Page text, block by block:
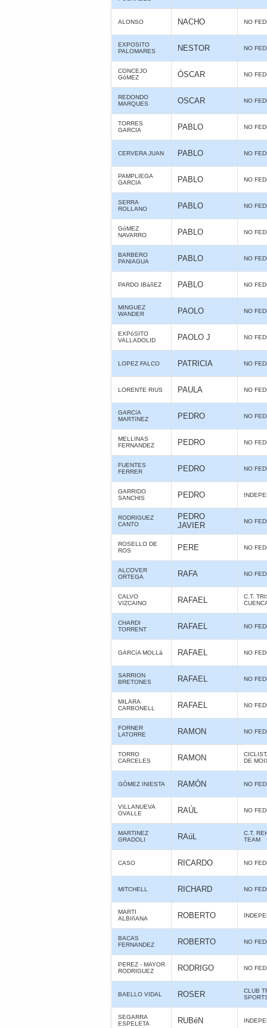
ALONSO NACHO NO
EXPOSITO
PALOMARES
NESTOR NO
CONCEJO
GóMEZ
ÓSCAR NO
REDONDO
MARQUES
OSCAR NO
TORRES
GARCIA
PABLO NO
CERVERA JUAN PABLO NO
PAMPLIEGA
GARCIA
PABLO NO
SERRA
ROLLANO
PABLO NO
GóMEZ
NAVARRO
PABLO NO
BARBERO
PANIAGUA
PABLO NO
PARDO IBáñEZ PABLO NO
MINGUEZ
WANDER
PAOLO NO
EXPóSITO
VALLADOLID
PAOLO J NO
LOPEZ FALCO PATRICIA NO
LORENTE RIUS PAULA NO
GARCíA
MARTíNEZ
PEDRO NO
MELLINAS
FERNANDEZ
PEDRO NO
FUENTES
FERRER
PEDRO NO
GARRIDO
SANCHIS
PEDRO
RODRIGUEZ
CANTO
PEDRO
JAVIER
NO
ROSELLO DE
ROS
PERE NO
ALCOVER
ORTEGA
RAFA NO
CALVO
VIZCAINO
RAFAEL
C.T.
CHARDI
TORRENT
RAFAEL NO
GARCíA MOLLá RAFAEL NO
SARRION
BRETONES
RAFAEL NO
MILARA
CARBONELL
RAFAEL NO
FORNER
LATORRE
RAMON NO
TORRO
CARCELES
RAMON
DE
GÓMEZ INIESTA RAMÓN NO
VILLANUEVA
OVALLE
RAÚL NO
MARTINEZ
GRADOLI
RAúL
C.T.
TEAM
CASO RICARDO NO
MITCHELL RICHARD NO
MARTI
ALBIñANA
ROBERTO
BACAS
FERNANDEZ
ROBERTO NO
PEREZ - MAYOR
RODRIGUEZ
RODRIGO NO
BAELLO VIDAL ROSER
CLUB
SEGARRA
ESPELETA
RUBéN